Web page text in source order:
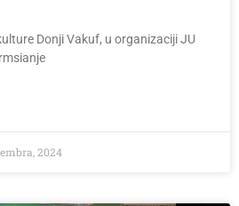
Donji Vakuf, u organizaciji JU
2024